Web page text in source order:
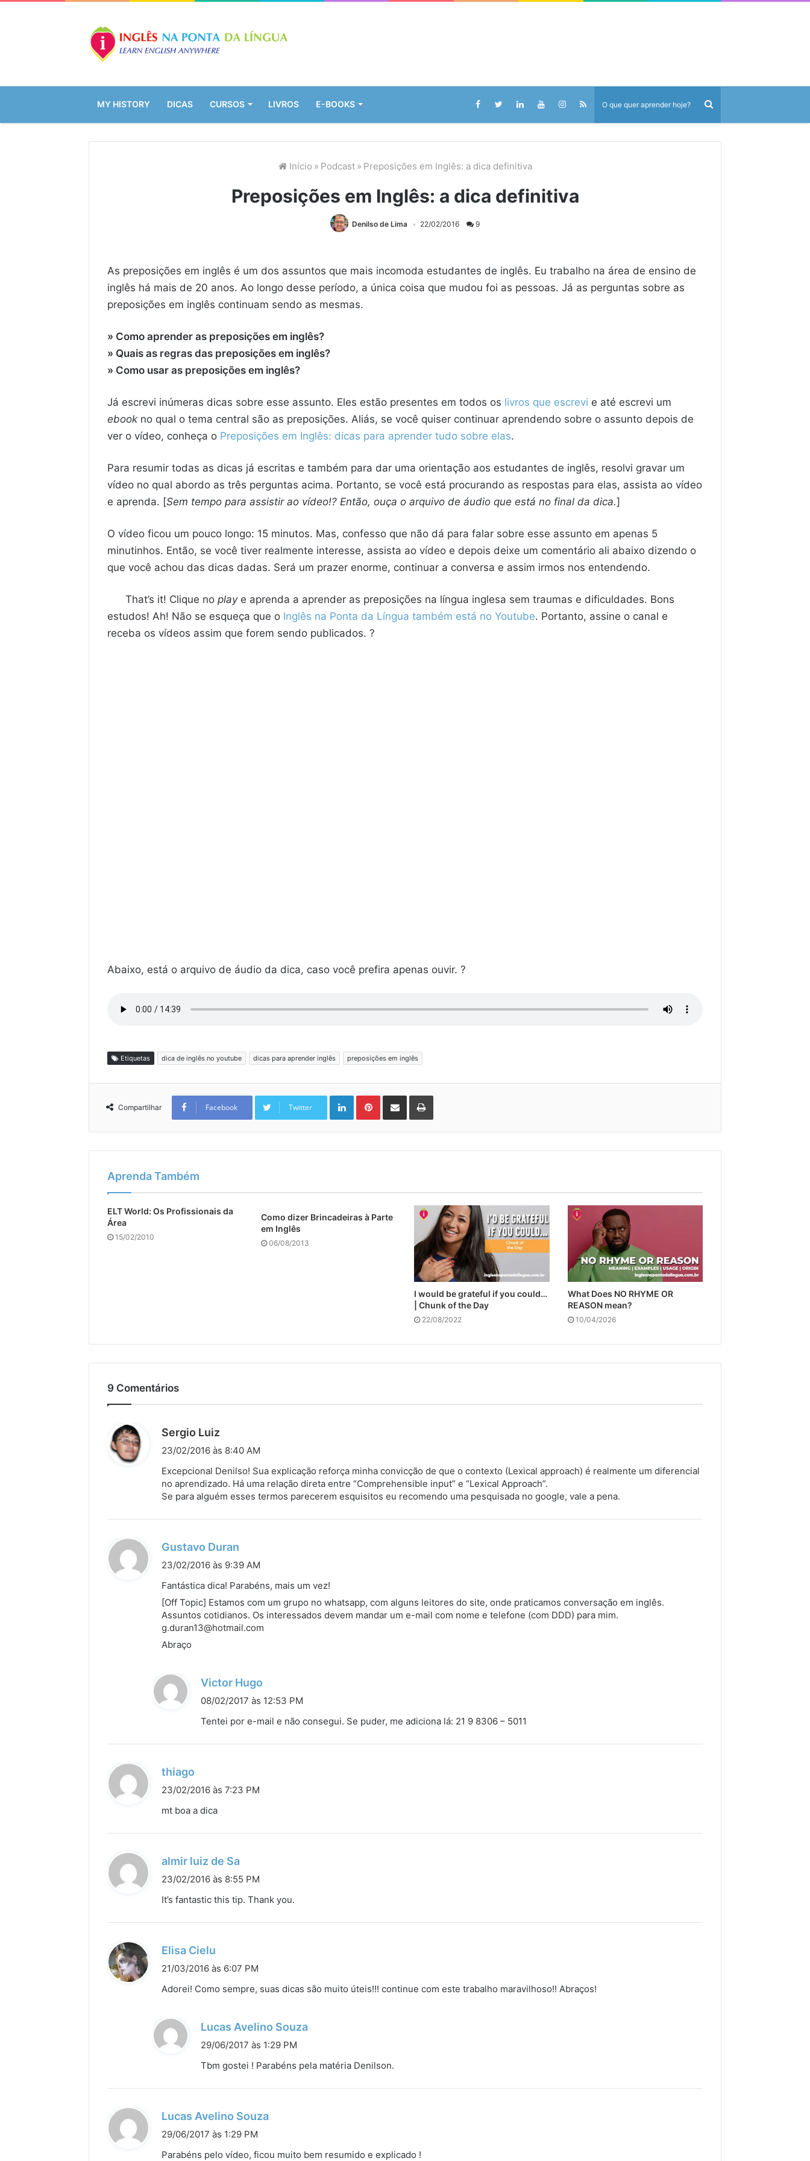
MY HISTORY DICAS CURSOS LIVROS E-BOOKS
Início » Podcast » Preposições em Inglês: a dica definitiva
Preposições em Inglês: a dica definitiva
Denilso de Lima 22/02/2016 9
As preposições em inglês é um dos assuntos que mais incomoda estudantes de inglês. Eu trabalho na área de ensino de
inglês há mais de 20 anos. Ao longo desse período, a única coisa que mudou foi as pessoas. Já as perguntas sobre as
preposições em inglês continuam sendo as mesmas.
» Como aprender as preposições em inglês?
» Quais as regras das preposições em inglês?
» Como usar as preposições em inglês?
Já escrevi inúmeras dicas sobre esse assunto. Eles estão presentes em todos os livros que escrevi e até escrevi um
ebook no qual o tema central são as preposições. Aliás, se você quiser continuar aprendendo sobre o assunto depois de
ver o vídeo, conheça o Preposições em Inglês: dicas para aprender tudo sobre elas.
Para resumir todas as dicas já escritas e também para dar uma orientação aos estudantes de inglês, resolvi gravar um
vídeo no qual abordo as três perguntas acima. Portanto, se você está procurando as respostas para elas, assista ao vídeo
e aprenda. [Sem tempo para assistir ao vídeo!? Então, ouça o arquivo de áudio que está no final da dica.]
O vídeo ficou um pouco longo: 15 minutos. Mas, confesso que não dá para falar sobre esse assunto em apenas 5
minutinhos. Então, se você tiver realmente interesse, assista ao vídeo e depois deixe um comentário ali abaixo dizendo o
que você achou das dicas dadas. Será um prazer enorme, continuar a conversa e assim irmos nos entendendo.
That’s it! Clique no playe aprenda a aprender as preposições na língua inglesa sem traumas e dificuldades. Bons
estudos! Ah! Não se esqueça que o Inglês na Ponta da Língua também está no Youtube. Portanto, assine o canal e
receba os vídeos assim que forem sendo publicados. ?
Abaixo, está o arquivo de áudio da dica, caso você prefira apenas ouvir. ?
Etiquetas dica de inglês no youtube dicas para aprender inglês preposições em inglês
Compartilhar Facebook Twitter
LinkedinPinterest
Compartilhar via e-mail Imprimir
Aprenda Também
ELT World: Os Profissionais da
Área
15/02/2010
Como dizer Brincadeiras à Parte
em Inglês
06/08/2013
I would be grateful if you could…
| Chunk of the Day
22/08/2022
What Does NO RHYME OR
REASON mean?
10/04/2026
9 Comentários
Sergio Luiz
i
s
e
23/02/2016 às 8:40 AM
Excepcional Denilso! Sua explicação reforça minha convicção de que o contexto (Lexical approach) é realmente um diferencial
no aprendizado. Há uma relação direta entre “Comprehensible input” e “Lexical Approach”.
Se para alguém esses termos parecerem esquisitos eu recomendo uma pesquisada no google, vale a pena.
Gustavo Duran
i
e
:
23/02/2016 às 9:39 AM
Fantástica dica! Parabéns, mais um vez!
[Off Topic] Estamos com um grupo no whatsapp, com alguns leitores do site, onde praticamos conversação em inglês.
Assuntos cotidianos. Os interessados devem mandar um e-mail com nome e telefone (com DDD) para mim.
g.duran13@hotmail.com
Abraço
Victor Hugo
i
e
08/02/2017 às 12:53 PM
Tentei por e-mail e não consegui. Se puder, me adiciona lá: 21 9 8306 – 5011
thiago
i
e
23/02/2016 às 7:23 PM
mt boa a dica
almir luiz de Sa
i
e
23/02/2016 às 8:55 PM
It’s fantastic this tip. Thank you.
Elisa Cielu
i
:
21/03/2016 às 6:07 PM
Adorei! Como sempre, suas dicas são muito úteis!!! continue com este trabalho maravilhoso!! Abraços!
Lucas Avelino Souza
e
29/06/2017 às 1:29 PM
Tbm gostei ! Parabéns pela matéria Denilson.
Lucas Avelino Souza
29/06/2017 às 1:29 PM
Parabéns pelo vídeo, ficou muito bem resumido e explicado !